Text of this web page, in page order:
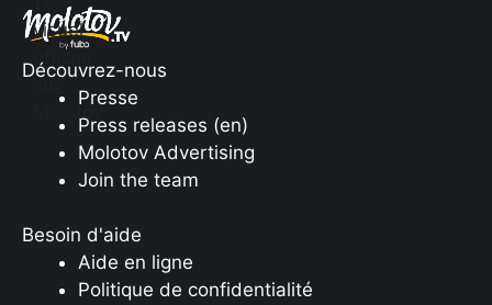
Découvrez-nous
Presse
Press releases (en)
Molotov Advertising
Join the team
Besoin d'aide
Aide en ligne
Politique de confidentialité